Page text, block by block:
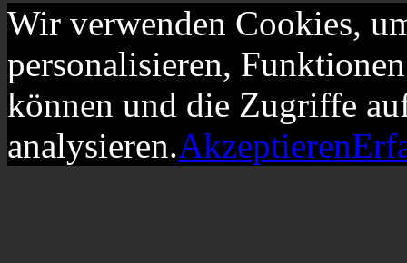
Wir verwenden Cookies,
personalisieren,
können und die Zugriffe
analysieren.Akzeptieren